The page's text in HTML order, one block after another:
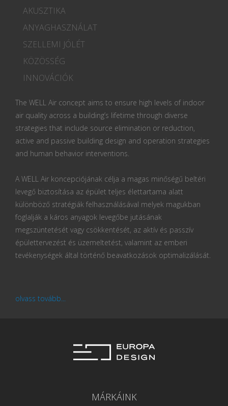
AKUSZTIKA
ANYAGHASZNÁLAT
SZELLEMI JÓLÉT
KÖZÖSSÉG
INNOVÁCIÓK
The WELL Air concept aims to ensure high levels of indoor
air quality across a building’s lifetime through diverse
strategies that include source elimination or reduction,
active and passive building design and operation strategies
and human behavior interventions.
A WELL Air koncepciójának célja a magas minőségű beltéri
levegő biztosítása az épület teljes élettartama alatt
különböző stratégiák felhasználásával melyek magukban
foglalják a káros anyagok levegőbe jutásának
megszüntetését vagy csökkentését, az aktív és passzív
épülettervezést és üzemeltetést, valamint az emberi
tevékenységek által történő beavatkozások optimalizálását.
olvass tovább...
MÁRKÁINK